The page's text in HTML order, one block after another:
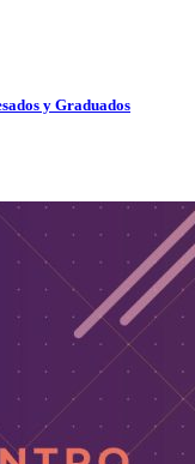
y Graduados